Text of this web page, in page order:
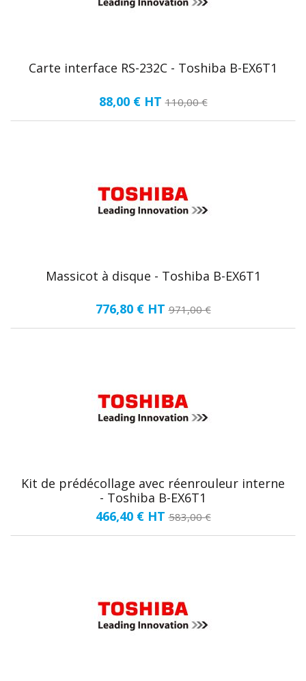
Carte interface RS-232C - Toshiba B-EX6T1
88,00 € HT 110,00 €
Massicot à disque - Toshiba B-EX6T1
776,80 € HT 971,00 €
Kit de prédécollage avec réenrouleur interne
- Toshiba B-EX6T1
466,40 € HT 583,00 €